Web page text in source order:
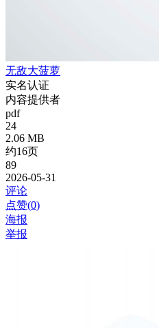
无敌大菠萝
实名认证
内容提供者
pdf
24
2.06 MB
约16页
89
2026-05-31
评论
点赞(0)
海报
举报